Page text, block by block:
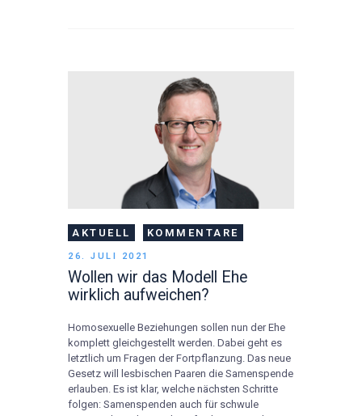
AKTUELL KOMMENTARE
26. JULI 2021
Wollen wir das Modell Ehe
wirklich aufweichen?
Homosexuelle Beziehungen sollen nun der Ehe
komplett gleichgestellt werden. Dabei geht es
letztlich um Fragen der Fortpflanzung. Das neue
Gesetz will lesbischen Paaren die Samenspende
erlauben. Es ist klar, welche nächsten Schritte
folgen: Samenspenden auch für schwule